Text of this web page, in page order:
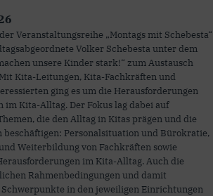
Veranstaltungsreihe „Montags mit Schebesta“
Volker Schebesta unter dem
unsere Kinder stark!“ zum Austausch
Kita-Leitungen, Kita-Fachkräften und
ging es um die Herausforderungen
im Kita-Alltag. Der Fokus lag dabei auf
die den Alltag in Kitas prägen und die
beschäftigen: Personalsituation und Bürokratie,
Weiterbildung von Fachkräften sowie
im Kita-Alltag. Auch die
Rahmenbedingungen und damit
in den jeweiligen Einrichtungen